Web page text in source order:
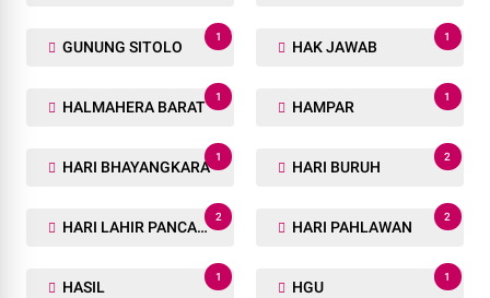
GUNUNG SITOLO
1
HAK JAWAB
1
HALMAHERA BARAT
1
HAMPAR
1
HARI BHAYANGKARA
1
HARI BURUH
2
HARI LAHIR PANCASILA
2
HARI PAHLAWAN
2
HASIL
1
HGU
1